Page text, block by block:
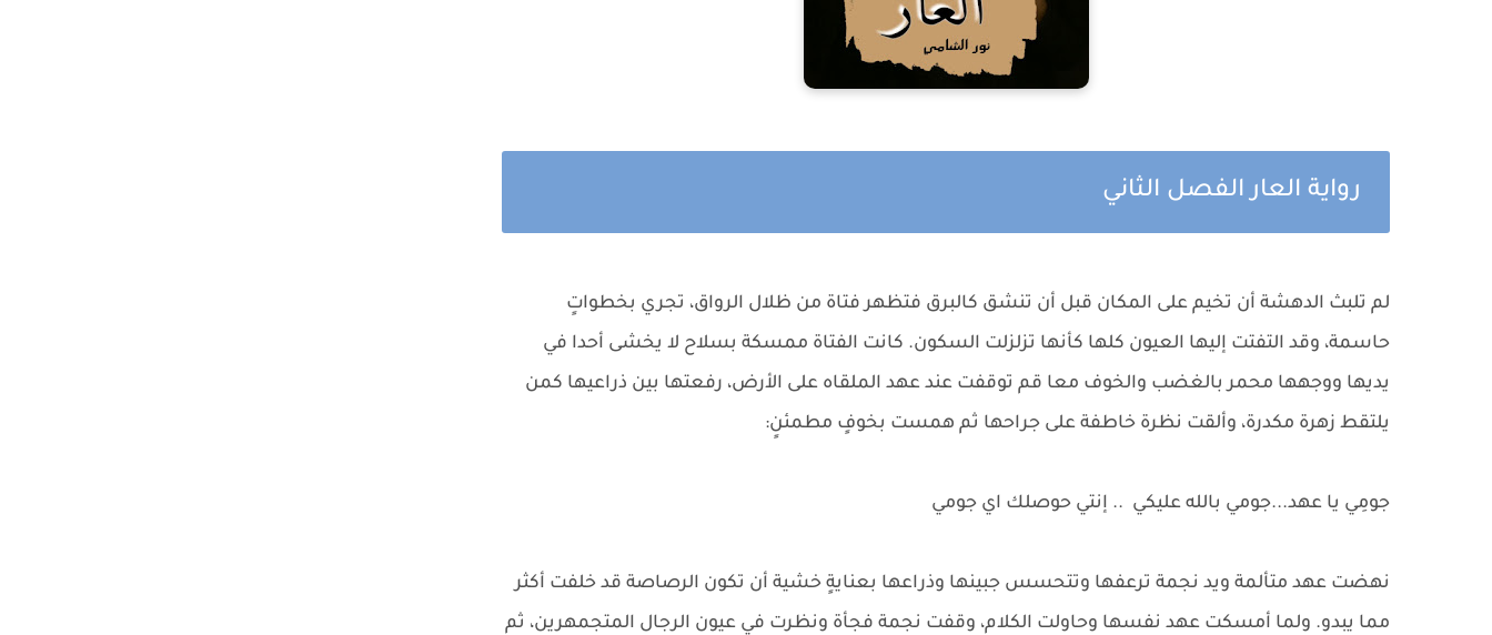
رواية العار الفصل الثاني
لم تلبث الدهشة أن تخيم على المكان قبل أن تنشق كالبرق فتظهر فتاة من ظلال الرواق، تجري بخطواتٍ
حاسمة، وقد التفتت إليها العيون كلها كأنها تزلزلت السكون. كانت الفتاة ممسكة بسلاح لا يخشى أحدا في
يديها ووجهها محمر بالغضب والخوف معا قم توقفت عند عهد الملقاه على الأرض، رفعتها بين ذراعيها كمن
يلتقط زهرة مكدرة، وألقت نظرة خاطفة على جراحها ثم همست بخوفٍ مطمئنٍ:
جومِي يا عهد...جومي بالله عليكي .. إنتي حوصلك اي جومي
نهضت عهد متألمة ويد نجمة ترعفها وتتحسس جبينها وذراعها بعنايةٍ خشية أن تكون الرصاصة قد خلفت أكثر
مما يبدو. ولما أمسكت عهد نفسها وحاولت الكلام، وقفت نجمة فجأة ونظرت في عيون الرجال المتجمهرين، ثم